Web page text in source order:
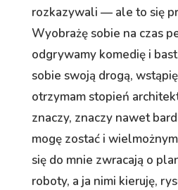
rozkazywali — ale to się
Wyobrażę sobie na czas
odgrywamy komedię i
sobie swoją drogą,
otrzymam stopień
znaczy, znaczy nawet
mogę zostać i
się do mnie zwracają o
roboty, a ja nimi kieruję,